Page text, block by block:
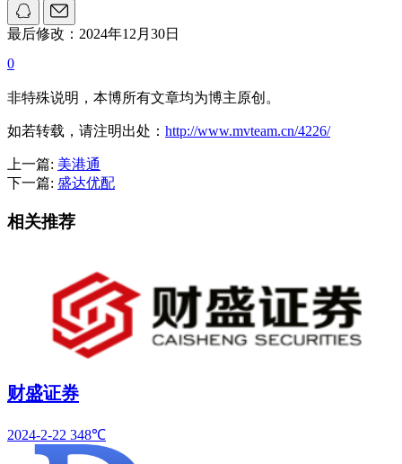
最后修改：2024年12月30日
0
非特殊说明，本博所有文章均为博主原创。
如若转载，请注明出处： http://www.mvteam.cn/4226/
上一篇: 美港通
下一篇: 盛达优配
相关推荐
财盛证券
2024-2-22 348℃